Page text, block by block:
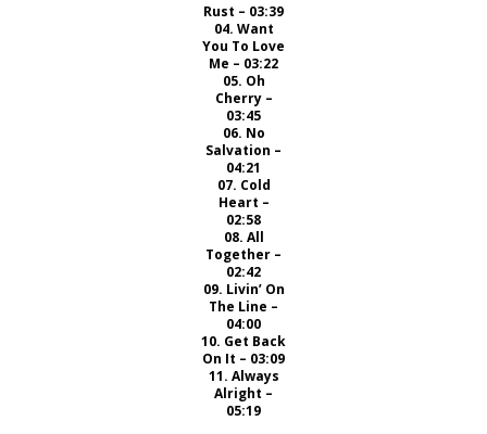
Rust – 03:39
04. Want
You To Love
Me – 03:22
05. Oh
Cherry –
03:45
06. No
Salvation –
04:21
07. Cold
Heart –
02:58
08. All
Together –
02:42
09. Livin’ On
The Line –
04:00
10. Get Back
On It – 03:09
11. Always
Alright –
05:19